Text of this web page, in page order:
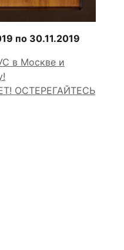
по 30.11.2019
в Москве и
ОСТЕРЕГАЙТЕСЬ